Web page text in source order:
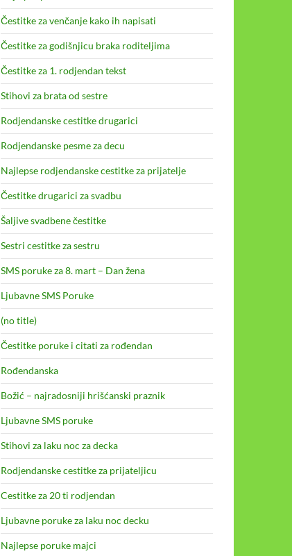
Čestitke za venčanje kako ih napisati
Čestitke za godišnjicu braka roditeljima
Čestitke za 1. rodjendan tekst
Stihovi za brata od sestre
Rodjendanske cestitke drugarici
Rodjendanske pesme za decu
Najlepse rodjendanske cestitke za prijatelje
Čestitke drugarici za svadbu
Šaljive svadbene čestitke
Sestri cestitke za sestru
SMS poruke za 8. mart – Dan žena
Ljubavne SMS Poruke
(no title)
Čestitke poruke i citati za rođendan
Rođendanska
Božić – najradosniji hrišćanski praznik
Ljubavne SMS poruke
Stihovi za laku noc za decka
Rodjendanske cestitke za prijateljicu
Cestitke za 20 ti rodjendan
Ljubavne poruke za laku noc decku
Najlepse poruke majci